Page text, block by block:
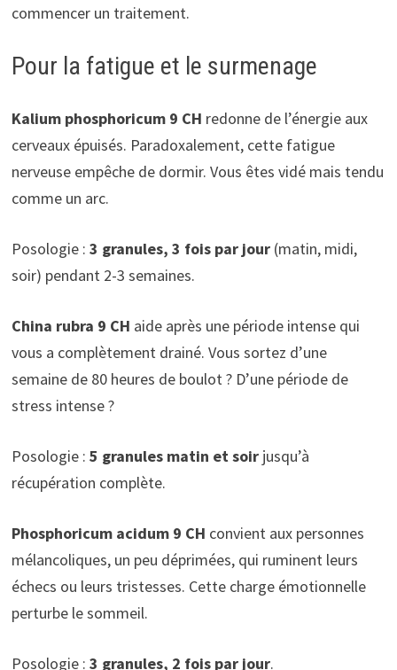
commencer un traitement.
Pour la fatigue et le surmenage
Kalium phosphoricum 9 CH redonne de l’énergie aux
cerveaux épuisés. Paradoxalement, cette fatigue
nerveuse empêche de dormir. Vous êtes vidé mais tendu
comme un arc.
Posologie : 3 granules, 3 fois par jour(matin, midi,
soir) pendant 2-3 semaines.
China rubra 9 CH aide après une période intense qui
vous a complètement drainé. Vous sortez d’une
semaine de 80 heures de boulot ? D’une période de
stress intense ?
Posologie : 5 granules matin et soirjusqu’à
récupération complète.
Phosphoricum acidum 9 CH convient aux personnes
mélancoliques, un peu déprimées, qui ruminent leurs
échecs ou leurs tristesses. Cette charge émotionnelle
perturbe le sommeil.
Posologie : 3 granules, 2 fois par jour.